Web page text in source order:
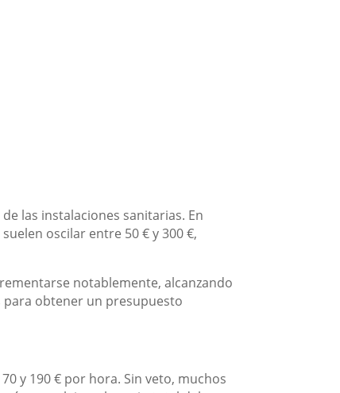
las instalaciones sanitarias. En
oscilar entre 50 € y 300 €,
notablemente, alcanzando
para obtener un presupuesto
y 190 € por hora. Sin veto, muchos